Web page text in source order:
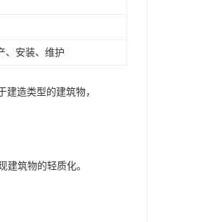
、安装、维护
造类型的建筑物，
筑物的轻质化。